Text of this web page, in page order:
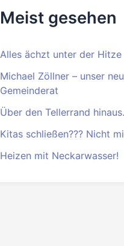
· DOC
Meist gesehen